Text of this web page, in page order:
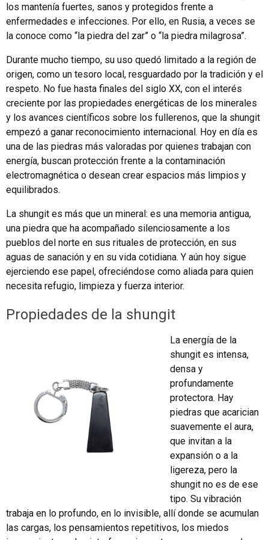
los mantenía fuertes, sanos y protegidos frente a
enfermedades e infecciones. Por ello, en Rusia, a veces se
la conoce como “la piedra del zar” o “la piedra milagrosa”.
Durante mucho tiempo, su uso quedó limitado a la región de
origen, como un tesoro local, resguardado por la tradición y el
respeto. No fue hasta finales del siglo XX, con el interés
creciente por las propiedades energéticas de los minerales
y los avances científicos sobre los fullerenos, que la shungit
empezó a ganar reconocimiento internacional. Hoy en día es
una de las piedras más valoradas por quienes trabajan con
energía, buscan protección frente a la contaminación
electromagnética o desean crear espacios más limpios y
equilibrados.
La shungit es más que un mineral: es una memoria antigua,
una piedra que ha acompañado silenciosamente a los
pueblos del norte en sus rituales de protección, en sus
aguas de sanación y en su vida cotidiana. Y aún hoy sigue
ejerciendo ese papel, ofreciéndose como aliada para quien
necesita refugio, limpieza y fuerza interior.
Propiedades de la shungit
La energía de la
shungit es intensa,
densa y
profundamente
protectora. Hay
piedras que acarician
suavemente el aura,
que invitan a la
expansión o a la
ligereza, pero la
shungit no es de ese
tipo. Su vibración
trabaja en lo profundo, en lo invisible, allí donde se acumulan
las cargas, los pensamientos repetitivos, los miedos